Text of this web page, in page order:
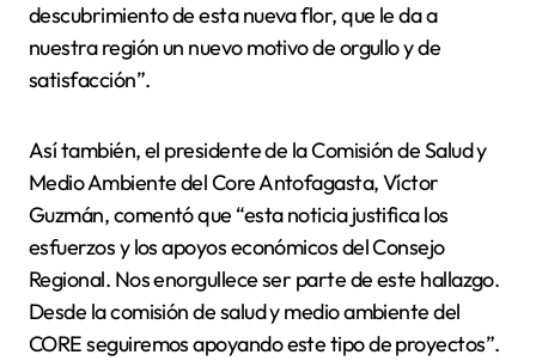
descubrimiento de esta nueva flor, que le da a
nuestra región un nuevo motivo de orgullo y de
satisfacción”.
Así también, el presidente de la Comisión de Salud y
Medio Ambiente del Core Antofagasta, Víctor
Guzmán, comentó que “esta noticia justifica los
esfuerzos y los apoyos económicos del Consejo
Regional. Nos enorgullece ser parte de este hallazgo.
Desde la comisión de salud y medio ambiente del
CORE seguiremos apoyando este tipo de proyectos”.